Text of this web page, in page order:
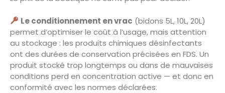
Le conditionnement en vrac (bidons 5L, 10L, 20L)
permet d’optimiser le coût à l’usage, mais attention
au stockage : les produits chimiques désinfectants
ont des durées de conservation précisées en FDS. Un
produit stocké trop longtemps ou dans de mauvaises
conditions perd en concentration active — et donc en
conformité avec les normes déclarées.